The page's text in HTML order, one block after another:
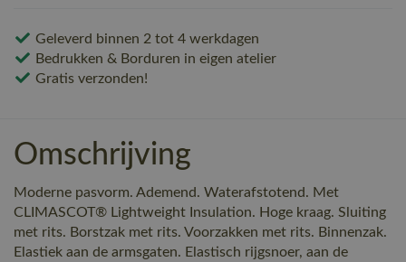
Geleverd binnen 2 tot 4 werkdagen
Bedrukken & Borduren in eigen atelier
Gratis verzonden!
Omschrijving
Moderne pasvorm. Ademend. Waterafstotend. Met
CLIMASCOT® Lightweight Insulation. Hoge kraag. Sluiting
met rits. Borstzak met rits. Voorzakken met rits. Binnenzak.
Elastiek aan de armsgaten. Elastisch rijgsnoer, aan de